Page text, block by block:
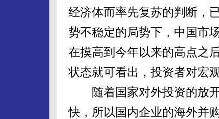
经济体而率先复苏的判断，
势不稳定的局势下，中国市
在摸高到今年以来的高点之
状态就可看出，投资者对宏
随着国家对外投资的放开
快，所以国内企业的海外并